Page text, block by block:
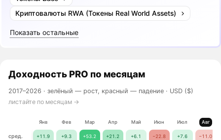
Криптовалюты RWA (Токены Real World Assets)
Показать остальные
Доходность PRO по месяцам
2017–2026 ·зелёный — рост, красный — падение · USD ($)
листайте по месяцам →
Янв Фев Мар Апр Май Июн Июл Авг
сред. +11.9 +9.3 +53.2 +21.2 +6.1 −22.8 +7.6 −11.0